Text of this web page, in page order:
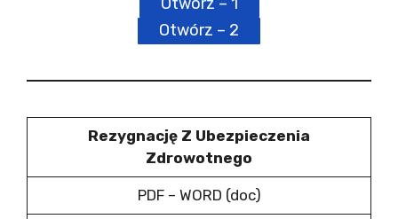
Otwórz – 2
Rezygnację Z Ubezpieczenia
Zdrowotnego
PDF – WORD (doc)